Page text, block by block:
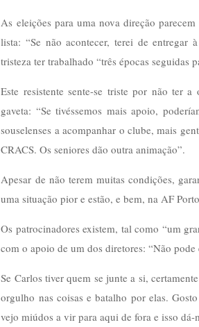
As eleições para uma nova direção
lista: “Se não acontecer, terei de entregar
tristeza ter trabalhado “três épocas seguidas
Este resistente sente-se triste por não ter
gaveta: “Se tivéssemos mais apoio,
souselenses a acompanhar o clube, mais
CRACS. Os seniores dão outra animação”.
Apesar de não terem muitas condições,
uma situação pior e estão, e bem, na AF
Os patrocinadores existem, tal como “um
com o apoio de um dos diretores: “Não
Se Carlos tiver quem se junte a si,
orgulho nas coisas e batalho por elas.
vejo miúdos a vir para aqui de fora e isso